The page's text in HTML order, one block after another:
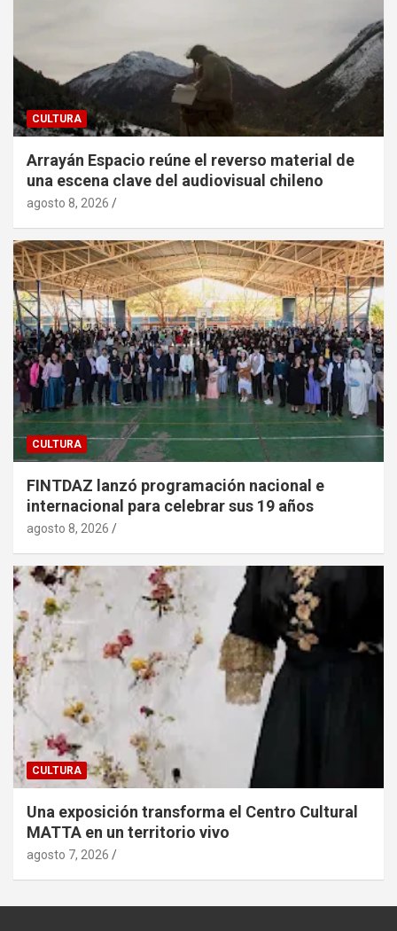
CULTURA
Arrayán Espacio reúne el reverso material de
una escena clave del audiovisual chileno
agosto 8, 2026
CULTURA
FINTDAZ lanzó programación nacional e
internacional para celebrar sus 19 años
agosto 8, 2026
CULTURA
Una exposición transforma el Centro Cultural
MATTA en un territorio vivo
agosto 7, 2026